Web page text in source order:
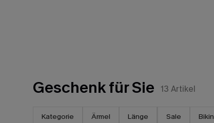
Geschenk für Sie 13 Artikel
Kategorie Ärmel Länge Sale